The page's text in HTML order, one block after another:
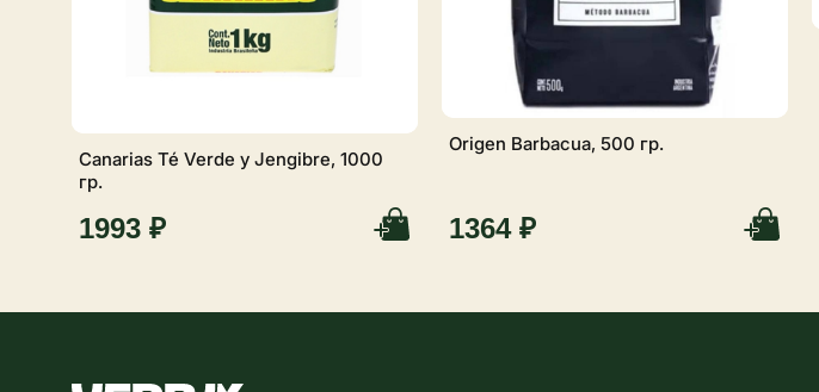
Canarias Té Verde y Jengibre, 1000
гр.
1993 ₽
Origen Barbacua, 500 гр.
1364 ₽